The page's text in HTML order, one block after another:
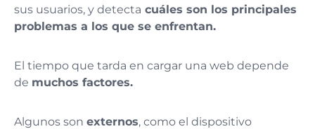
sus usuarios, y detecta cuáles son los principales
problemas a los que se enfrentan.
El tiempo que tarda en cargar una web depende
de muchos factores.
Algunos son externos, como el dispositivo